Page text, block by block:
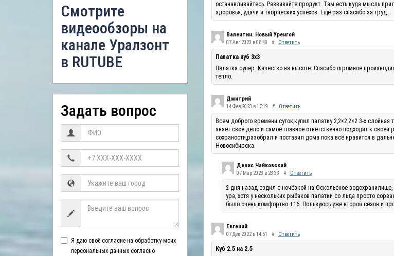
Смотрите
видеообзоры на
канале Уралзонт
в RUTUBE
Задать вопрос
Я даю своё согласие на обработку моих
персональных данных согласно
останавливайтесь. Развивайте продукт. Там есть куда мысль
здоровья, удачи и творческих успехов. Ещё раз спасибо за труд.
Валентин. Новый Уренгой
07 Авг 2023 в 08:40 # Ответить
Палатка куб 3х3
Палатка супер. Качество на высоте. Спасибо огромное
тепло.
Дмитрий
14 Фев 2023 в 17:19 # Ответить
Всем доброго времени суток,купил палатку 2,2×2,2×2 3-х
знает своё дело и самое главное ответственно подходит к
сохраности,разобрал и поставил дома пока всё нравится в
Новосибирска.
Денис Чайковский
07 Мар 2023 в 23:33 # Ответить
2 дня назад ездил с ночёвкой на Оскольское
ура, хотя у нескольких рыбаков палатки со льда просто
было очень комфортно +16. Пользуюсь уже второй сезон и
Евгений
07 Дек 2022 в 14:51 # Ответить
Куб 2.5 на 2.5